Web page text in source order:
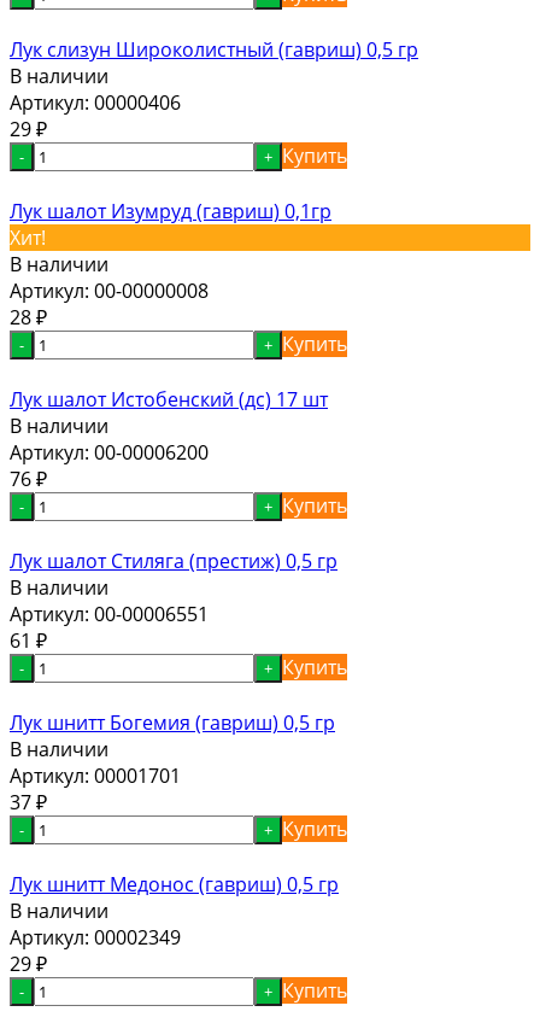
Лук слизун Широколистный (гавриш) 0,5 гр
В наличии
Артикул: 00000406
29 ₽
- + Купить
Лук шалот Изумруд (гавриш) 0,1гр
Хит!
В наличии
Артикул: 00-00000008
28 ₽
- + Купить
Лук шалот Истобенский (дс) 17 шт
В наличии
Артикул: 00-00006200
76 ₽
- + Купить
Лук шалот Стиляга (престиж) 0,5 гр
В наличии
Артикул: 00-00006551
61 ₽
- + Купить
Лук шнитт Богемия (гавриш) 0,5 гр
В наличии
Артикул: 00001701
37 ₽
- + Купить
Лук шнитт Медонос (гавриш) 0,5 гр
В наличии
Артикул: 00002349
29 ₽
- + Купить